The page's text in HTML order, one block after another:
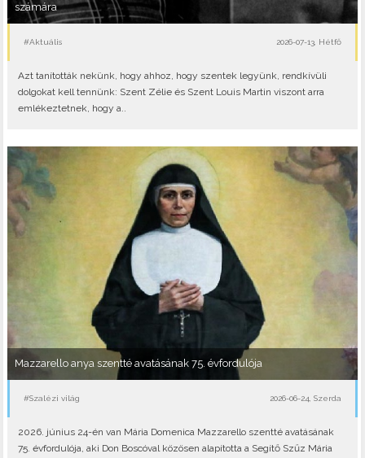
számára
#Aktuális 2026-07-13, Hétfő
Azt tanították nekünk, hogy ahhoz, hogy szentek legyünk, rendkívüli
dolgokat kell tennünk: Szent Zélie és Szent Louis Martin viszont arra
emlékeztetnek, hogy a..
Mazzarello anya szentté avatásának 75. évfordulója
#Szalézi világ 2026-06-24, Szerda
2026. június 24-én van Mária Domenica Mazzarello szentté avatásának
75. évfordulója, aki Don Boscóval közösen alapította a Segítő Szűz Mária